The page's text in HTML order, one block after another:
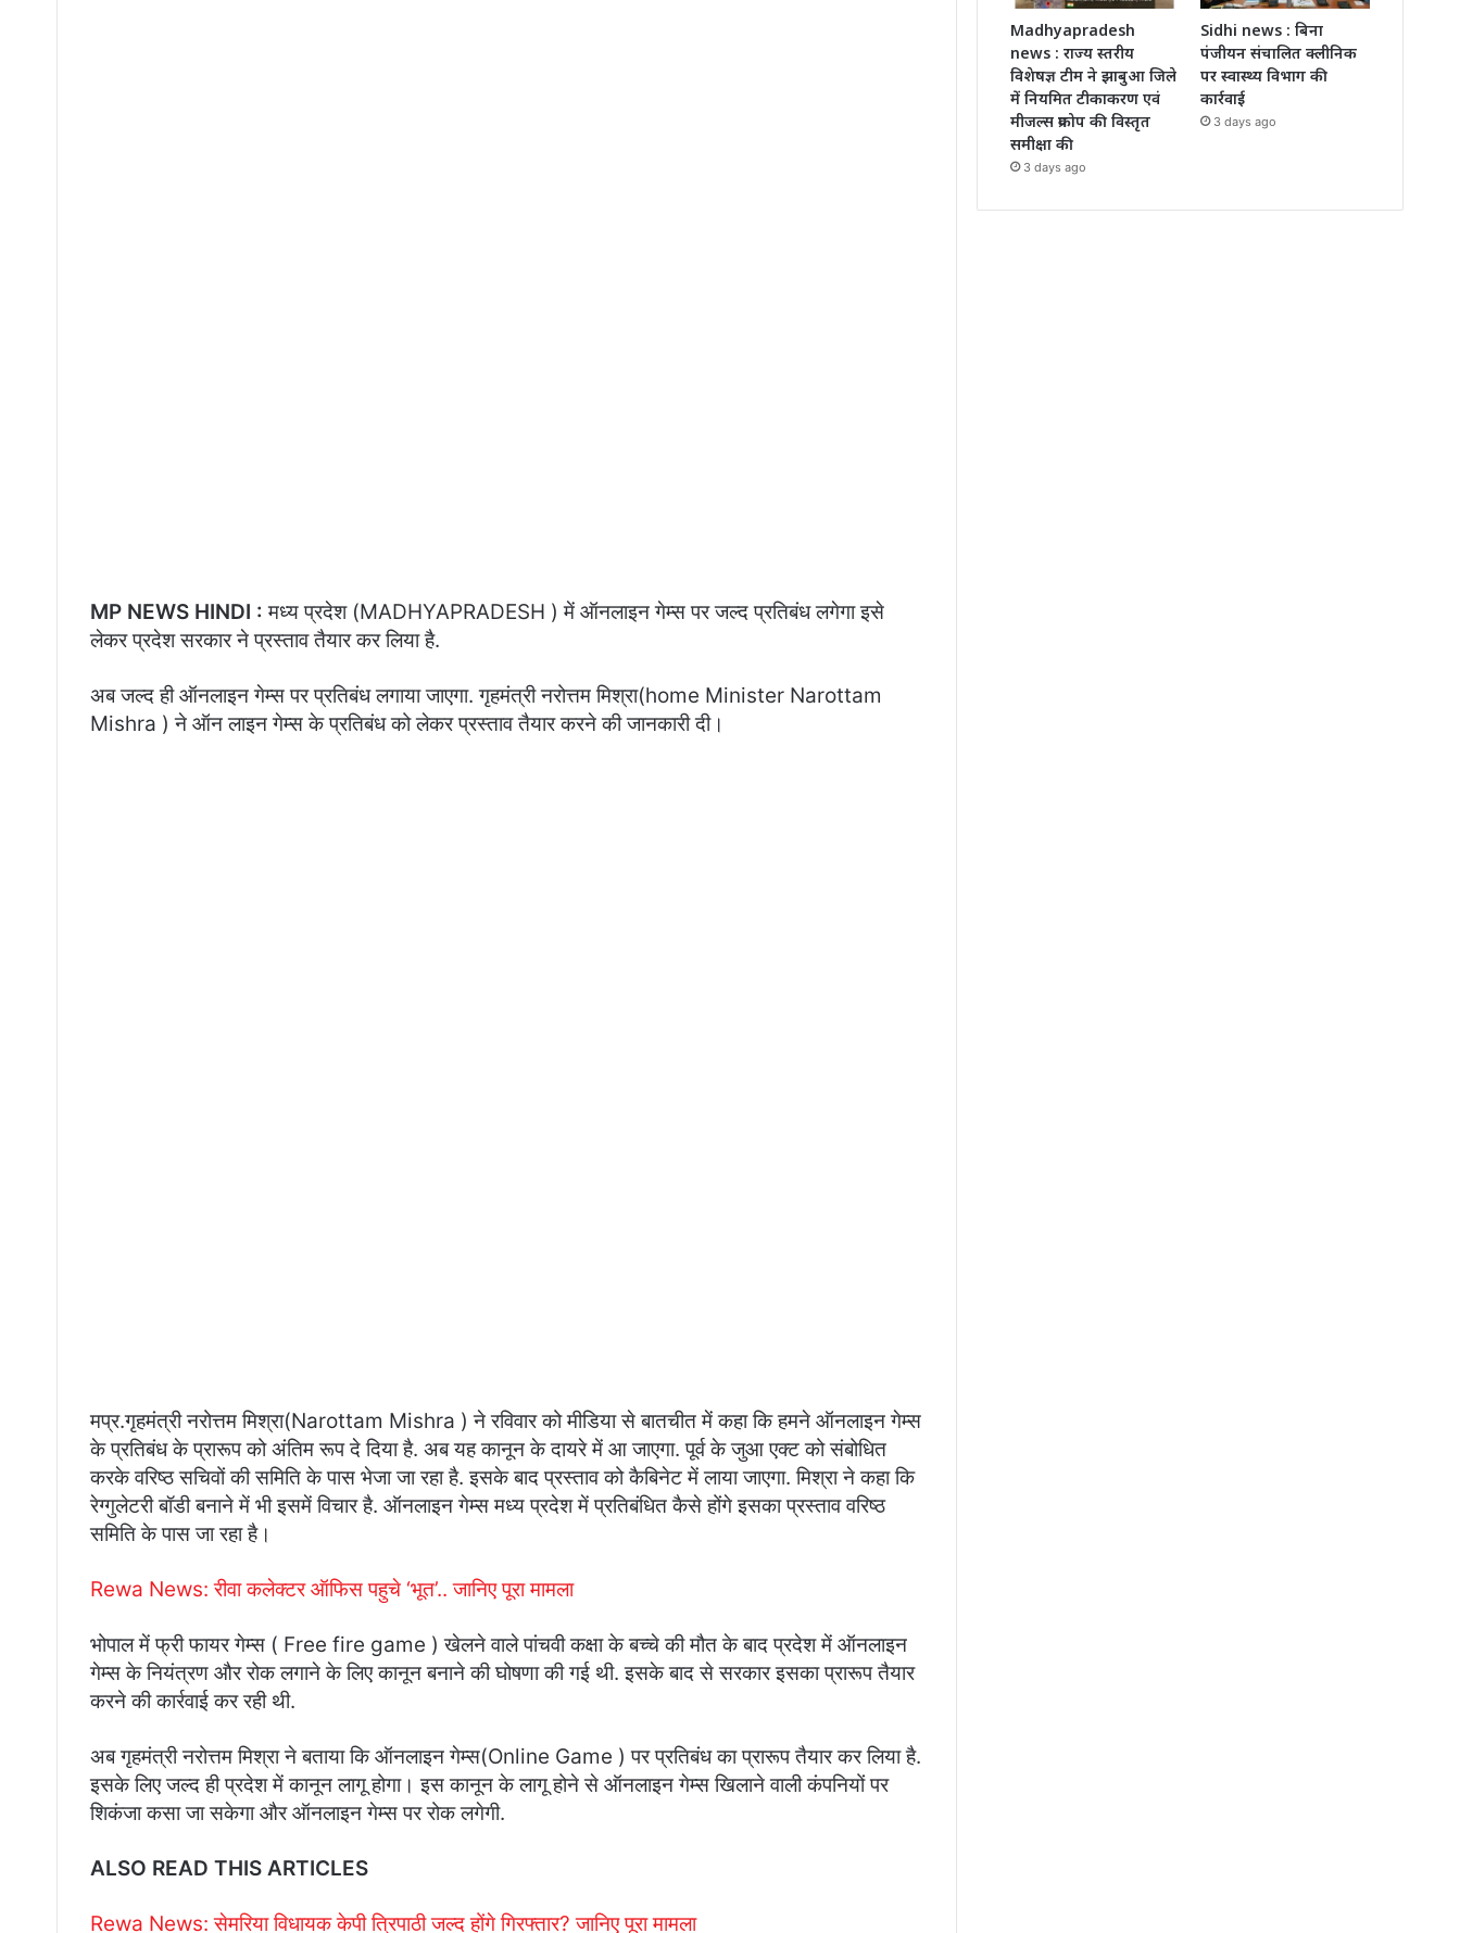
MP NEWS HINDI :मध्य प्रदेश (MADHYAPRADESH ) में ऑनलाइन गेम्स पर जल्द प्रतिबंध लगेगा इसे
लेकर प्रदेश सरकार ने प्रस्ताव तैयार कर लिया है.
अब जल्द ही ऑनलाइन गेम्स पर प्रतिबंध लगाया जाएगा. गृहमंत्री नरोत्तम मिश्रा(home Minister Narottam
Mishra ) ने ऑन लाइन गेम्स के प्रतिबंध को लेकर प्रस्ताव तैयार करने की जानकारी दी।
मप्र.गृहमंत्री नरोत्तम मिश्रा(Narottam Mishra ) ने रविवार को मीडिया से बातचीत में कहा कि हमने ऑनलाइन गेम्स
के प्रतिबंध के प्रारूप को अंतिम रूप दे दिया है. अब यह कानून के दायरे में आ जाएगा. पूर्व के जुआ एक्ट को संबोधित
करके वरिष्ठ सचिवों की समिति के पास भेजा जा रहा है. इसके बाद प्रस्ताव को कैबिनेट में लाया जाएगा. मिश्रा ने कहा कि
रेग्गुलेटरी बॉडी बनाने में भी इसमें विचार है. ऑनलाइन गेम्स मध्य प्रदेश में प्रतिबंधित कैसे होंगे इसका प्रस्ताव वरिष्ठ
समिति के पास जा रहा है।
Rewa News: रीवा कलेक्टर ऑफिस पहुचे ‘भूत’.. जानिए पूरा मामला
भोपाल में फ्री फायर गेम्स ( Free fire game ) खेलने वाले पांचवी कक्षा के बच्चे की मौत के बाद प्रदेश में ऑनलाइन
गेम्स के नियंत्रण और रोक लगाने के लिए कानून बनाने की घोषणा की गई थी. इसके बाद से सरकार इसका प्रारूप तैयार
करने की कार्रवाई कर रही थी.
अब गृहमंत्री नरोत्तम मिश्रा ने बताया कि ऑनलाइन गेम्स(Online Game ) पर प्रतिबंध का प्रारूप तैयार कर लिया है.
इसके लिए जल्द ही प्रदेश में कानून लागू होगा। इस कानून के लागू होने से ऑनलाइन गेम्स खिलाने वाली कंपनियों पर
शिकंजा कसा जा सकेगा और ऑनलाइन गेम्स पर रोक लगेगी.
ALSO READ THIS ARTICLES
Rewa News: सेमरिया विधायक केपी त्रिपाठी जल्द होंगे गिरफ्तार? जानिए पूरा मामला
Madhyapradesh
news : राज्य स्तरीय
विशेषज्ञ टीम ने झाबुआ जिले
में नियमित टीकाकरण एवं
मीजल्स प्रकोप की विस्तृत
समीक्षा की
3 days ago
Sidhi news : बिना
पंजीयन संचालित क्लीनिक
पर स्वास्थ्य विभाग की
कार्रवाई
3 days ago